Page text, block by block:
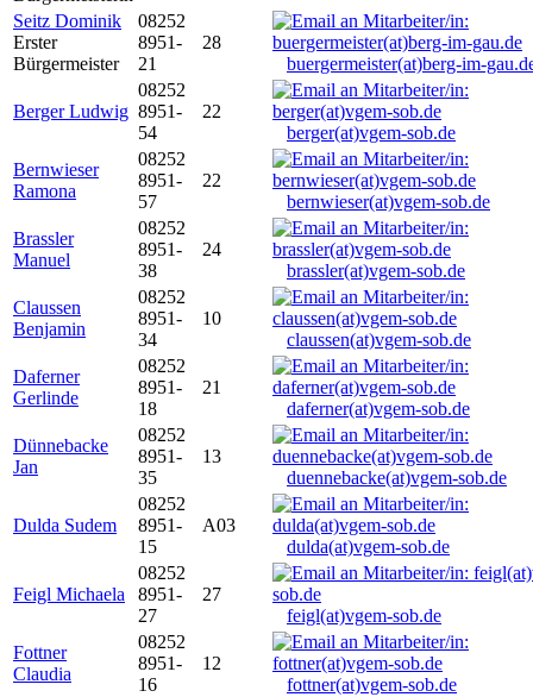
Seitz Dominik
Erster
Bürgermeister
08252
8951-
21
28
buergermeister(at)berg-im-
Berger Ludwig
08252
8951-
54
22
berger(at)vgem-sob.de
Bernwieser
Ramona
08252
8951-
57
22
bernwieser(at)vgem-sob.de
Brassler
Manuel
08252
8951-
38
24
brassler(at)vgem-sob.de
Claussen
Benjamin
08252
8951-
34
10
claussen(at)vgem-sob.de
Daferner
Gerlinde
08252
8951-
18
21
daferner(at)vgem-sob.de
Dünnebacke
Jan
08252
8951-
35
13
duennebacke(at)vgem-sob.de
Dulda Sudem
08252
8951-
15
A03
dulda(at)vgem-sob.de
Feigl Michaela
08252
8951-
27
27
feigl(at)vgem-sob.de
Fottner
Claudia
08252
8951-
16
12
fottner(at)vgem-sob.de